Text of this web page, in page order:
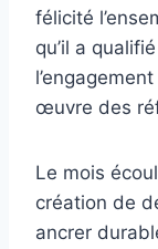
félicité
qu’il a
œuvre des
Le mois
création de
ancrer